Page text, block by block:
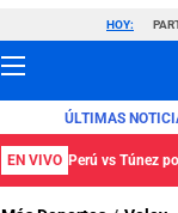
HOY:
ÚLTIMAS
EN VIVO Perú vs Túnez